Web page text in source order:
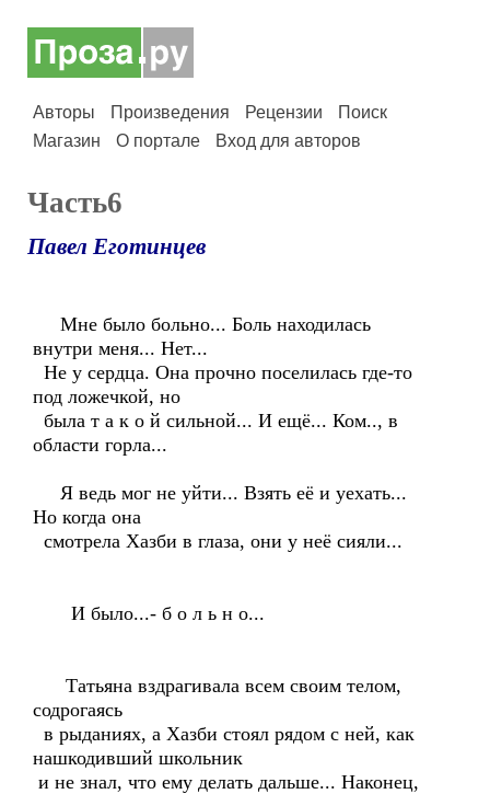
Авторы Произведения Рецензии
Поиск
Магазин
О портале Вход для авторов
Часть6
Павел Еготинцев
Мне было больно... Боль находилась
внутри меня... Нет...
Не у сердца. Она прочно поселилась где-то
под ложечкой, но
была т а к о й сильной... И ещё... Ком.., в
области горла...
Я ведь мог не уйти... Взять её и уехать...
Но когда она
смотрела Хазби в глаза, они у неё сияли...
И было...- б о л ь н о...
Татьяна вздрагивала всем своим телом,
содрогаясь
в рыданиях, а Хазби стоял рядом с ней, как
нашкодивший школьник
и не знал, что ему делать дальше... Наконец,